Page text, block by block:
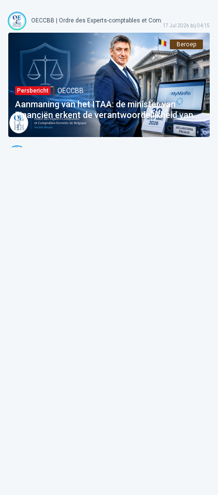
OECCBB | Ordre des Experts-comptables et Comptables Brevetés de
17 Jul 2026 bij 04:15
Beroep
Persbericht OECCBB
Aanmaning van het ITAA: de minister van
Financiën erkent de verantwoordelijkheid van
de Staat — vooruit naar de uitvoering!